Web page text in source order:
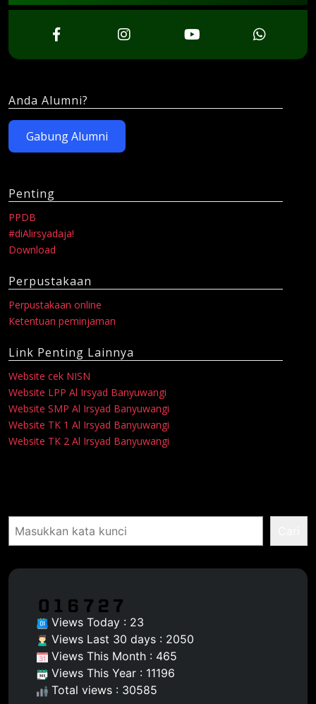
Anda Alumni?
Gabung Alumni
Penting
PPDB
#diAlirsyadaja!
Download
Perpustakaan
Perpustakaan online
Ketentuan peminjaman
Link Penting Lainnya
Website cek NISN
Website LPP Al Irsyad Banyuwangi
Website SMP Al Irsyad Banyuwangi
Website TK 1 Al Irsyad Banyuwangi
Website TK 2 Al Irsyad Banyuwangi
Views Today : 23
Views Last 30 days : 2050
Views This Month : 465
Views This Year : 11196
Total views : 30585